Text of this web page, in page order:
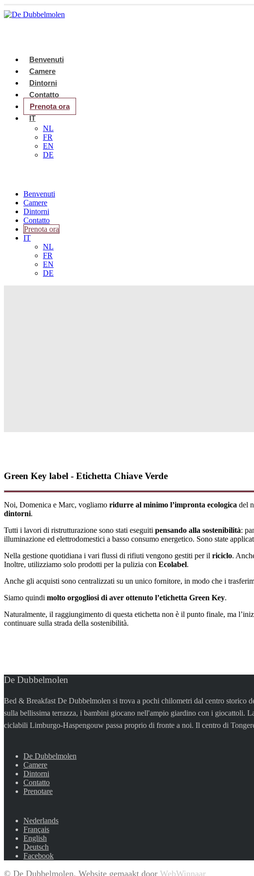
Benvenuti
Camere
Dintorni
Contatto
Prenota ora
IT
NL
FR
EN
DE
Benvenuti
Camere
Dintorni
Contatto
Prenota ora
IT
NL
FR
EN
DE
Green Key label - Etichetta Chiave Verde
Noi, Domenica e Marc, vogliamo ridurre al minimo l’impronta ecologica del
dintorni.
Tutti i lavori di ristrutturazione sono stati eseguiti pensando alla sostenibilità:
illuminazione ed elettrodomestici a basso consumo energetico. Sono state
Nella gestione quotidiana i vari flussi di rifiuti vengono gestiti per il riciclo.
Inoltre, utilizziamo solo prodotti per la pulizia con Ecolabel.
Anche gli acquisti sono centralizzati su un unico fornitore, in modo che i
Siamo quindi molto orgogliosi di aver ottenuto l’etichetta Green Key.
Naturalmente, il raggiungimento di questa etichetta non è il punto finale, ma
continuare sulla strada della sostenibilità.
De Dubbelmolen
Bed & Breakfast De Dubbelmolen si trova a pochi chilometri dal centro storico
sulla bellissima terrazza, i bambini giocano nell'ampio giardino con i giocattoli.
ciclabili Limburgo-Haspengouw passa proprio di fronte a noi. Il centro di
De Dubbelmolen
Camere
Dintorni
Contatto
Prenotare
Nederlands
Français
English
Deutsch
Facebook
© De Dubbelmolen. Website gemaakt door WebWinnaar